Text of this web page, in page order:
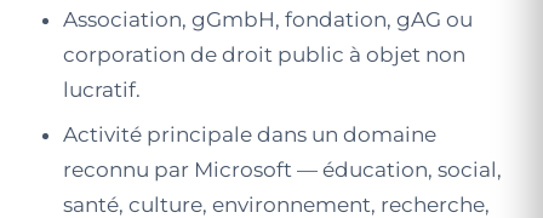
Association, gGmbH, fondation, gAG ou
corporation de droit public à objet non
lucratif.
Activité principale dans un domaine
reconnu par Microsoft — éducation, social,
santé, culture, environnement, recherche,